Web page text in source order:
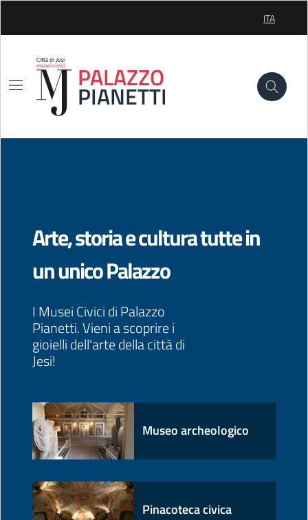
ITA
PALAZZO
PIANETTI
Arte, storia e cultura tutte in
un unico Palazzo
I Musei Civici di Palazzo
Pianetti. Vieni a scoprire i
gioielli dell'arte della città di
Jesi!
Museo archeologico
Pinacoteca civica